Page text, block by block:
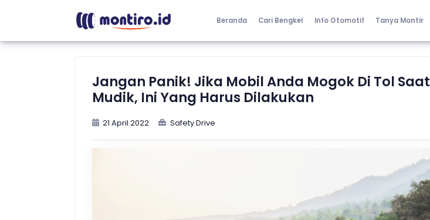
Beranda Cari Bengkel Info Otomotif Tanya Montir
Jangan Panik! Jika Mobil Anda Mogok Di Tol Saat
Mudik, Ini Yang Harus Dilakukan
21 April 2022 Safety Drive